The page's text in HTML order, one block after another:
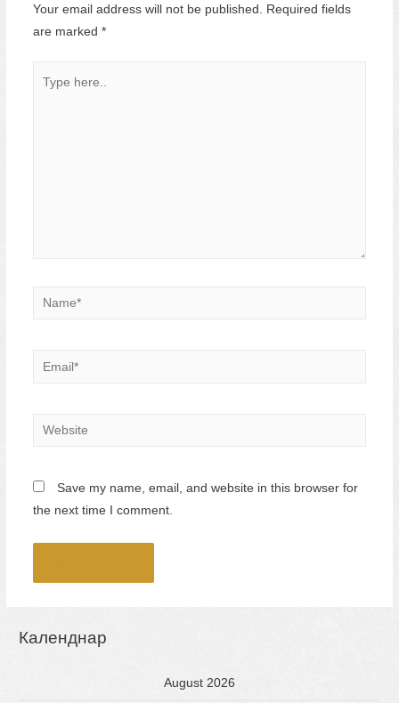
Your email address will not be published. Required fields
are marked *
Name*
Email*
Website
Save my name, email, and website in this browser for
the next time I comment.
Календнар
August 2026